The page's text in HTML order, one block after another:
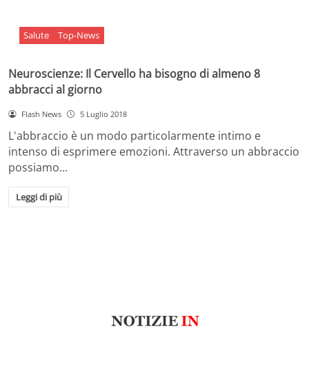
Salute Top-News
Neuroscienze: Il Cervello ha bisogno di almeno 8
abbracci al giorno
Flash News 5 Luglio 2018
L'abbraccio è un modo particolarmente intimo e
intenso di esprimere emozioni. Attraverso un abbraccio
possiamo…
Leggi di più